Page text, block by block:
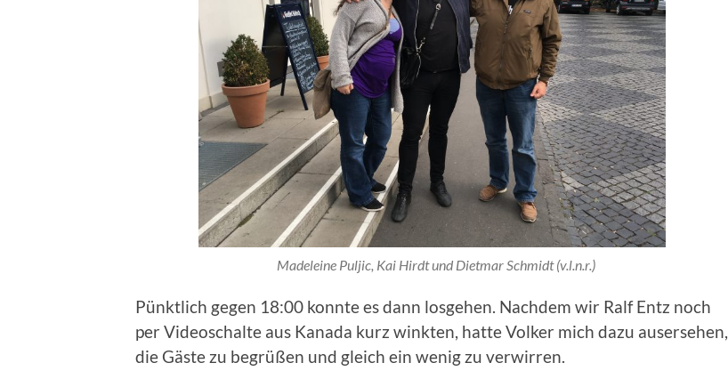
Madeleine Puljic, Kai Hirdt und Dietmar Schmidt (v.l.n.r.)
Pünktlich gegen 18:00 konnte es dann losgehen. Nachdem wir Ralf Entz noch
per Videoschalte aus Kanada kurz winkten, hatte Volker mich dazu ausersehen,
die Gäste zu begrüßen und gleich ein wenig zu verwirren.